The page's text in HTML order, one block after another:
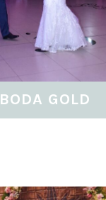
BODA GOLD